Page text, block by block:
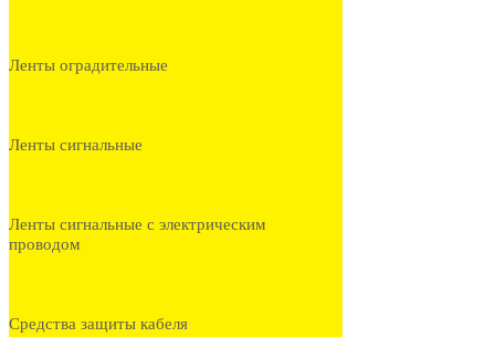
Ленты оградительные
Ленты сигнальные
Ленты сигнальные с электрическим
проводом
Средства защиты кабеля